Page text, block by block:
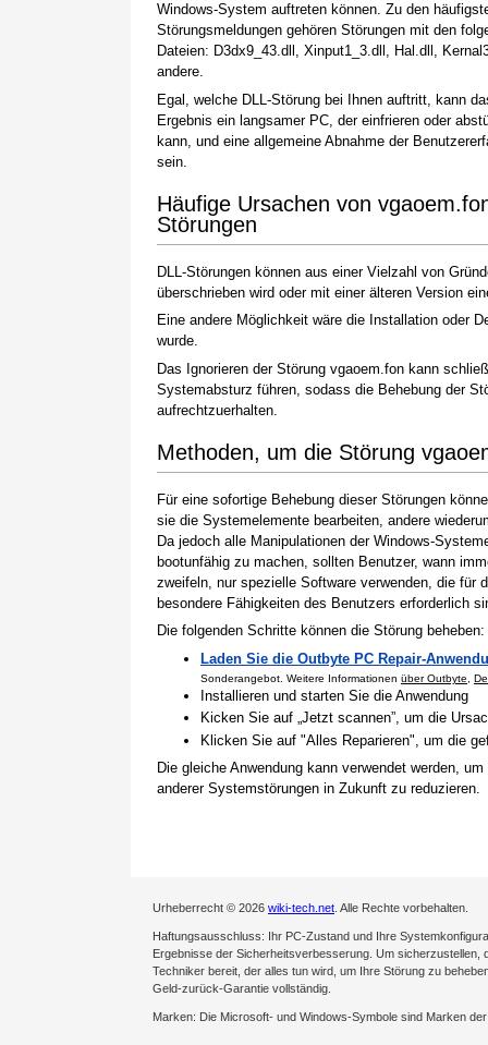
Windows-System auftreten können. Zu den
Störungsmeldungen gehören Störungen mit den
Dateien: D3dx9_43.dll, Xinput1_3.dll, Hal.dll,
andere.
Egal, welche DLL-Störung bei Ihnen auftritt, kann
Ergebnis ein langsamer PC, der einfrieren oder
kann, und eine allgemeine Abnahme der
sein.
Häufige Ursachen von
Störungen
DLL-Störungen können aus einer Vielzahl von
überschrieben wird oder mit einer älteren Version
Eine andere Möglichkeit wäre die Installation oder
wurde.
Das Ignorieren der Störung vgaoem.fon kann
Systemabsturz führen, sodass die Behebung der
aufrechtzuerhalten.
Methoden, um die Störung
Für eine sofortige Behebung dieser Störungen
sie die Systemelemente bearbeiten, andere
Da jedoch alle Manipulationen der Windows-
bootunfähig zu machen, sollten Benutzer, wann
zweifeln, nur spezielle Software verwenden, die für
besondere Fähigkeiten des Benutzers erforderlich
Die folgenden Schritte können die Störung beheben:
Laden Sie die Outbyte PC Repair-
Sonderangebot. Weitere Informationen über Outbyte
Installieren und starten Sie die Anwendung
Kicken Sie auf „Jetzt scannen”, um die
Klicken Sie auf "Alles Reparieren", um die
Die gleiche Anwendung kann verwendet werden,
anderer Systemstörungen in Zukunft zu reduzieren.
Urheberrecht © 2026 wiki-tech.net . Alle Rechte vorbehalten.
Haftungsausschluss: Ihr PC-Zustand und Ihre
Ergebnisse der Sicherheitsverbesserung. Um
Techniker bereit, der alles tun wird, um Ihre Störung zu
Geld-zurück-Garantie vollständig.
Marken: Die Microsoft- und Windows-Symbole sind Marken